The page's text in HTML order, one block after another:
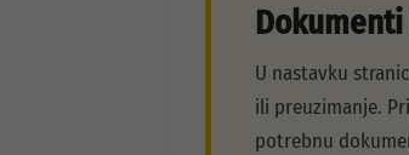
U nastavku
ili preuzimanje.
potrebnu